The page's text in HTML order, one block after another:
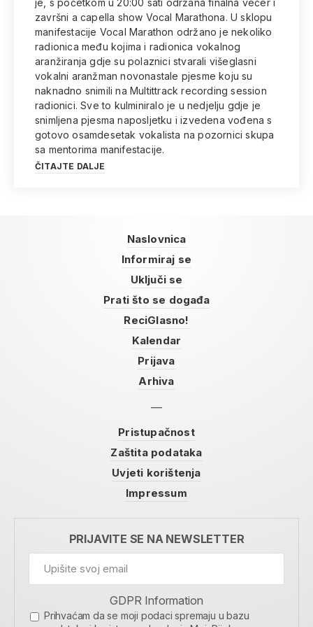
je, s početkom u 20:00 sati održana finalna večer i
završni a capella show Vocal Marathona. U sklopu
manifestacije Vocal Marathon održano je nekoliko
radionica među kojima i radionica vokalnog
aranžiranja gdje su polaznici stvarali višeglasni
vokalni aranžman novonastale pjesme koju su
naknadno snimili na Multittrack recording session
radionici. Sve to kulminiralo je u nedjelju gdje je
snimljena pjesma naposljetku i izvedena vođena s
gotovo osamdesetak vokalista na pozornici skupa
sa mentorima manifestacije.
ČITAJTE DALJE
Naslovnica
Informiraj se
Uključi se
Prati što se događa
ReciGlasno!
Kalendar
Prijava
Arhiva
Pristupačnost
Zaštita podataka
Uvjeti korištenja
Impressum
PRIJAVITE SE NA NEWSLETTER
GDPR Information
Prihvaćam da se moji podaci spremaju u bazu